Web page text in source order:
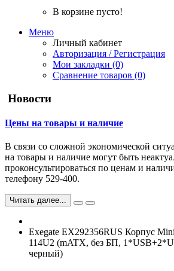
В корзине пусто!
Меню
Личный кабинет
Авторизация / Регистрация
Мои закладки (0)
Сравнение товаров (0)
Новости
Цены на товары и наличие
В связи со сложной экономической
на товары и наличие могут быть
проконсультироваться по ценам и
телефону 529-400.
Читать далее...
Exegate EX292356RUS Корпус
114U2 (mATX, без БП,
черный)